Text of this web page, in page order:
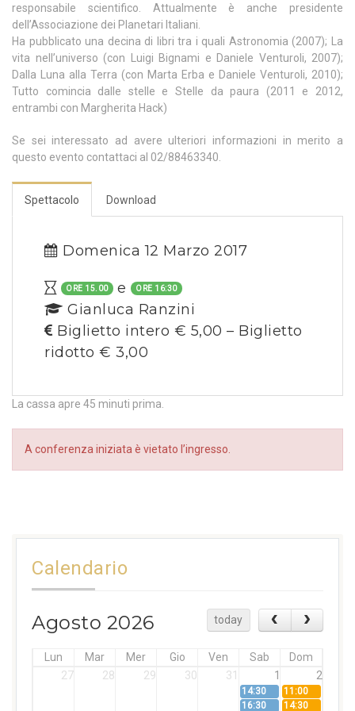
responsabile scientifico. Attualmente è anche presidente
dell’Associazione dei Planetari Italiani.
Ha pubblicato una decina di libri tra i quali Astronomia (2007); La
vita nell’universo (con Luigi Bignami e Daniele Venturoli, 2007);
Dalla Luna alla Terra (con Marta Erba e Daniele Venturoli, 2010);
Tutto comincia dalle stelle e Stelle da paura (2011 e 2012,
entrambi con Margherita Hack)
Se sei interessato ad avere ulteriori informazioni in merito a
questo evento contattaci al 02/88463340.
Spettacolo Download
Domenica 12 Marzo 2017
ORE 15.00 e ORE 16:30
Gianluca Ranzini
Biglietto intero € 5,00 – Biglietto
ridotto € 3,00
La cassa apre 45 minuti prima.
A conferenza iniziata è vietato l’ingresso.
Calendario
Agosto 2026 today
Lun Mar Mer Gio Ven Sab
Dom
27
28 29 30 31 1 2
14:30
11:00
16:30
14:30